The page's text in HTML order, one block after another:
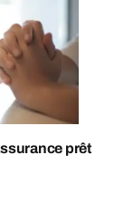
prêt